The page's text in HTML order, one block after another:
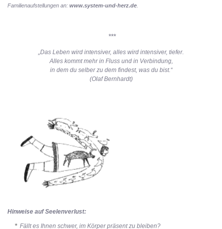
Familienaufstellungen an: www.system-und-herz.de
***
„Das Leben wird intensiver, alles wird intensiver, tiefer.
Alles kommt mehr in Fluss und in Verbindung,
in dem du selber zu dem findest, was du bist.“
(Olaf Bernhardt)
Hinweise auf Seelenverlust:
Fällt es Ihnen schwer, im Körper präsent zu bleiben?